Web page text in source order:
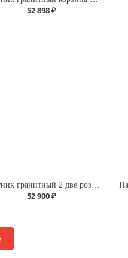
52 898 ₽
52 900 ₽